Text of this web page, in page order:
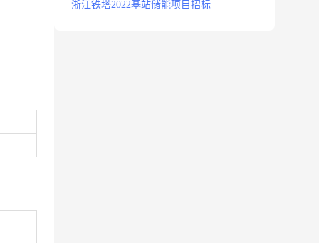
浙江铁塔2022基站储能项目招标